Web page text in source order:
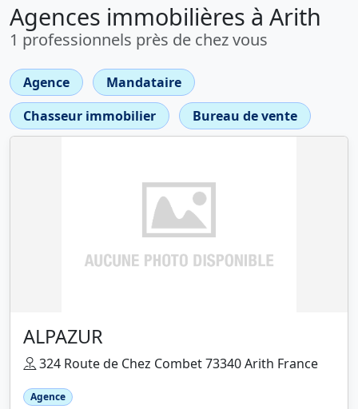
Agences immobilières à Arith
1 professionnels près de chez vous
Agence
Mandataire
Chasseur immobilier
Bureau de vente
ALPAZUR
324 Route de Chez Combet 73340 Arith France
Agence